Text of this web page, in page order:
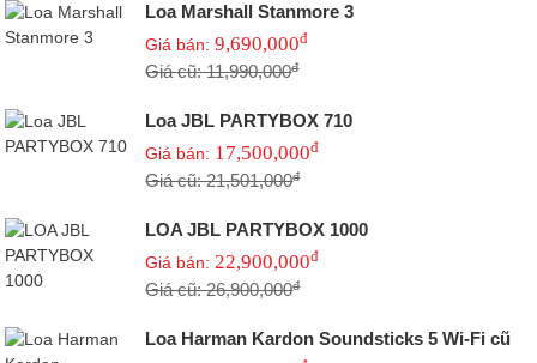
Loa Marshall Stanmore 3
Giá bán:9,690,000đ
Giá cũ: 11,990,000đ
Loa JBL PARTYBOX 710
Giá bán: 17,500,000đ
Giá cũ: 21,501,000đ
LOA JBL PARTYBOX 1000
Giá bán:22,900,000đ
Giá cũ: 26,900,000đ
Loa Harman Kardon Soundsticks 5 Wi-Fi cũ